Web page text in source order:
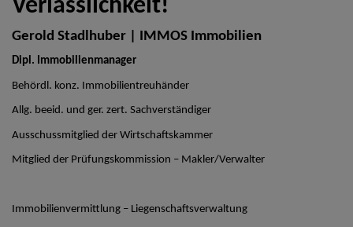
Verlässlichkeit!
Gerold Stadlhuber | IMMOS Immobilien
Dipl. Immobilienmanager
Behördl. konz. Immobilientreuhänder
Allg. beeid. und ger. zert. Sachverständiger
Ausschussmitglied der Wirtschaftskammer
Mitglied der Prüfungskommission – Makler/Verwalter
Immobilienvermittlung – Liegenschaftsverwaltung